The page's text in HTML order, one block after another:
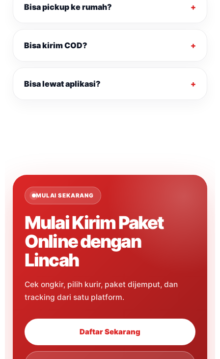
Bisa pickup ke rumah?
Bisa kirim COD?
Bisa lewat aplikasi?
MULAI SEKARANG
Mulai Kirim Paket
Online dengan
Lincah
Cek ongkir, pilih kurir, paket dijemput, dan
tracking dari satu platform.
Daftar Sekarang